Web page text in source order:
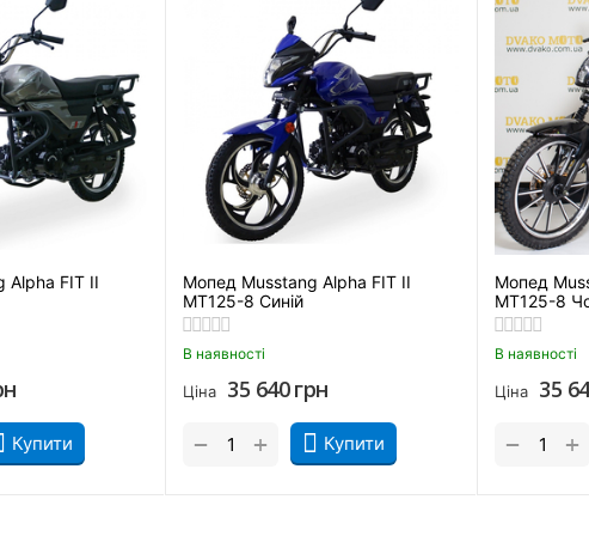
керованість. Телескопічна вилка байка дозволяє йому м'яко
рішенням для райдера- початківця.
Комплектація байка Мусстанг
Але модель Альфа МТ110-2 виділилася і тут. Бюджетний
Alpha FIT II
Купити
Мопед Musstang Alpha FIT II
MT125-8 Синій
В наявності
Ціна 35 640грн
Купити
+
−
Мопед
MT125-8
В наявності
Ціна 35
+
−